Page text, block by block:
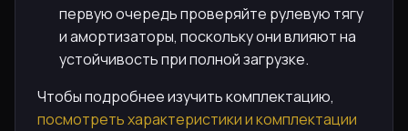
первую очередь проверяйте рулевую тягу
и амортизаторы, поскольку они влияют на
устойчивость при полной загрузке.
Чтобы подробнее изучить комплектацию,
посмотреть характеристики и комплектации